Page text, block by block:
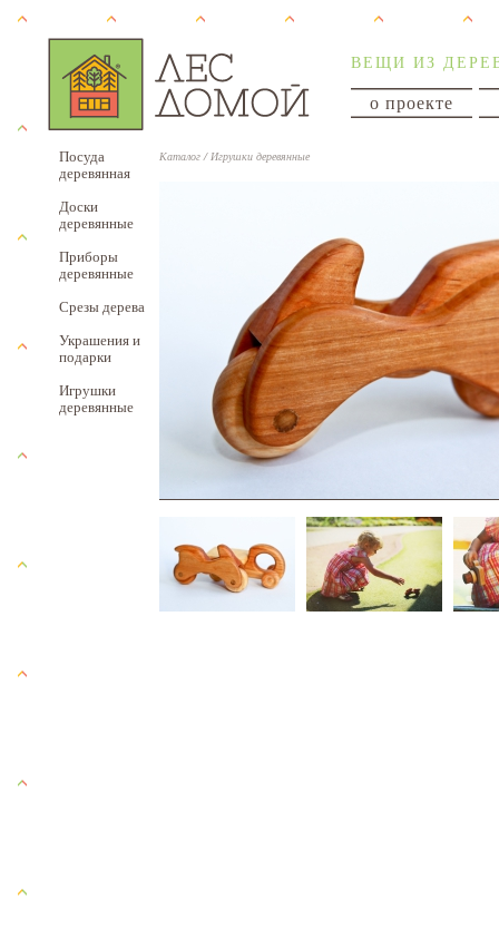
ВЕЩИ ИЗ
о проекте
Посуда
деревянная
Доски
деревянные
Приборы
деревянные
Срезы дерева
Украшения и
подарки
Игрушки
деревянные
Каталог / Игрушки деревянные